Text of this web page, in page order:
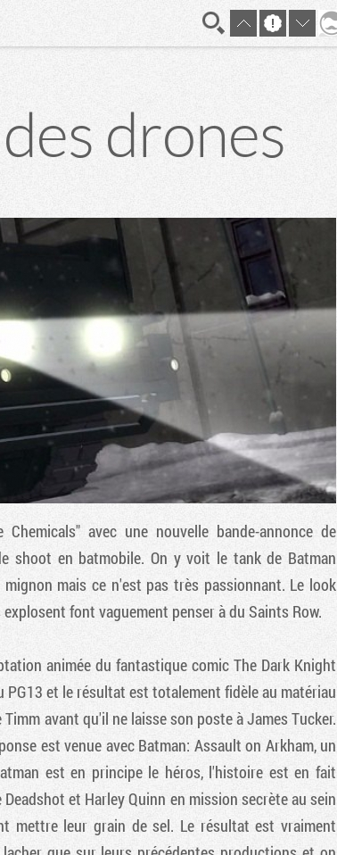
drones
Chemicals" avec une nouvelle bande-annonce de
shoot en batmobile. On y voit le tank de Batman
mais ce n'est pas très passionnant. Le look
font vaguement penser à du Saints Row.
animée du fantastique comic The Dark Knight
et le résultat est totalement fidèle au matériau
avant qu'il ne laisse son poste à James Tucker.
est venue avec Batman: Assault on Arkham, un
est en principe le héros, l'histoire est en fait
et Harley Quinn en mission secrète au sein
mettre leur grain de sel. Le résultat est vraiment
En direct